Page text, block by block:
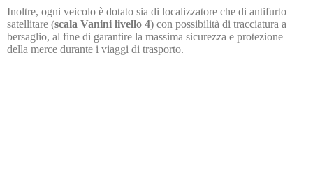
Inoltre, ogni veicolo è dotato sia di localizzatore che di antifurto
satellitare (scala Vanini livello 4) con possibilità di tracciatura a
bersaglio, al fine di garantire la massima sicurezza e protezione
della merce durante i viaggi di trasporto.